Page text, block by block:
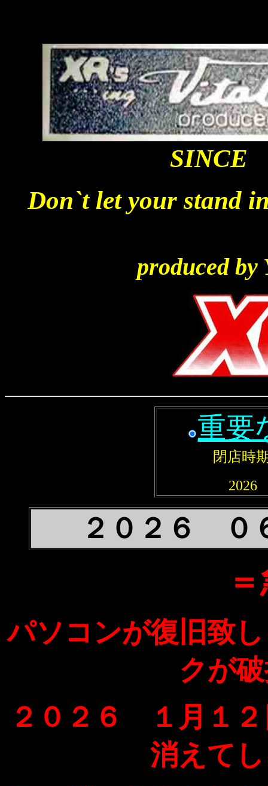
Don`t let your stand
produced by
重要
閉店時
２０２６ ０
パソコンが復旧致
クが
２０２６ １月１
消えて